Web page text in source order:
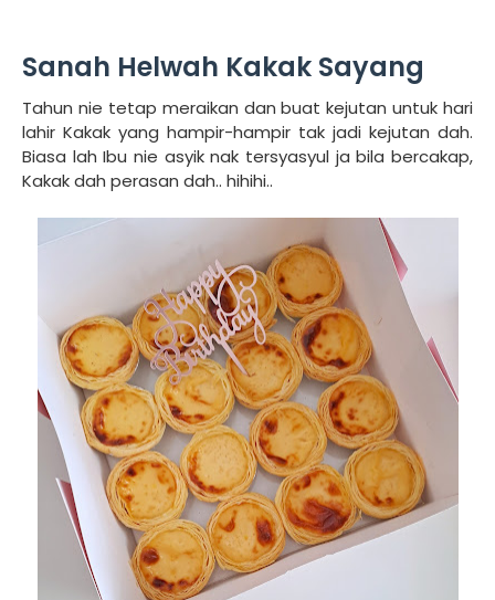
Sanah Helwah Kakak Sayang
Tahun nie tetap meraikan dan buat kejutan untuk hari
lahir Kakak yang hampir-hampir tak jadi kejutan dah.
Biasa lah Ibu nie asyik nak tersyasyul ja bila bercakap,
Kakak dah perasan dah.. hihihi..